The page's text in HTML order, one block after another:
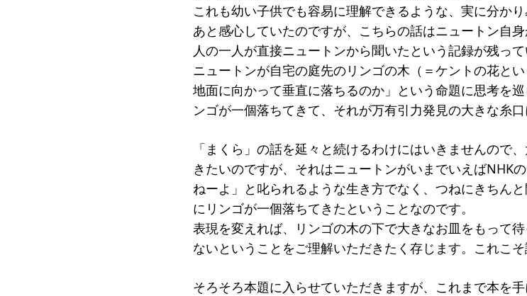
これも幼い子供でも容易に理解できるような、実に分か
あと感心していたのですが、こちらの話はニュートン自
人の一人が直接ニュートンから聞いたという記録が残って
ニュートンが自宅の庭先のリンゴの木（＝ケントの花と
地面に向かって垂直に落ちるのか」という命題に思考を
ンゴが一個落ちてきて、それが万有引力発見の大きな糸口
「まくら」の話を延々と続けるわけにはいきませんので
きたいのですが、それはニュートンがいまでいえばNHK
ねーよ」と叱られるような生き方でなく、つねにきちん
にリンゴが一個落ちてきたということなのです。
表現を変えれば、リンゴの木の下で大きなお皿をもって
ないということをご理解いただきたく存じます。これこ
そろそろ本題に入らせていただきますが、これまで本を